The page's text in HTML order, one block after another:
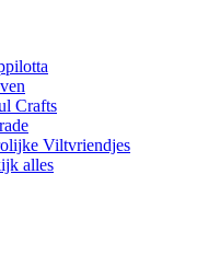
Crafts
Viltvriendjes
alles